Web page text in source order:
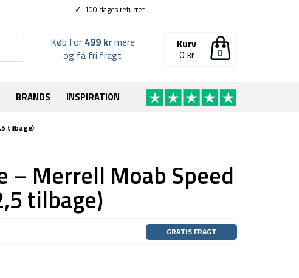
✓ 100 dages returret
0
Kurv
0 kr
Køb for 499 krmere
og få fri fragt
BRANDS INSPIRATION
tilbage)
– Merrell Moab Speed
tilbage)
GRATIS FRAGT